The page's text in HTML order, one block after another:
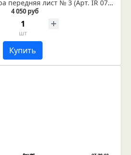
ISUZU NQR 75 рессора передняя лист № 3 (Арт. IR 07-06-03)
4 050 руб
шт
Купить